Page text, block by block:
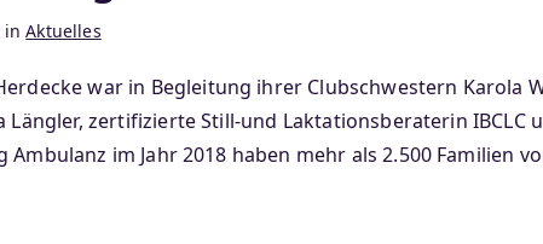
inAktuelles
war in Begleitung ihrer Clubschwestern Karola
zertifizierte Still-und Laktationsberaterin IBCLC
im Jahr 2018 haben mehr als 2.500 Familien